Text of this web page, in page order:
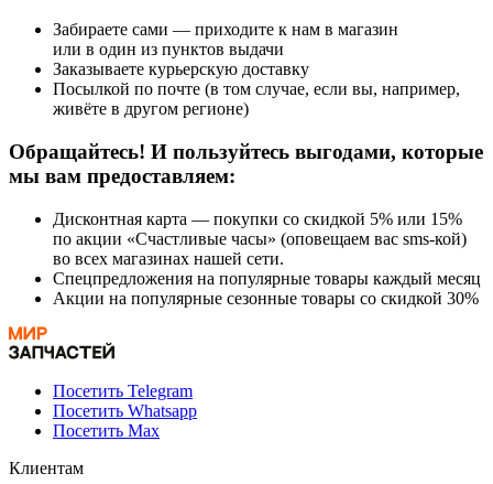
Забираете сами — приходите к нам в магазин
или в один из пунктов выдачи
Заказываете курьерскую доставку
Посылкой по почте (в том случае, если вы, например,
живёте в другом регионе)
Обращайтесь! И пользуйтесь выгодами, которые
мы вам предоставляем:
Дисконтная карта — покупки со скидкой 5% или 15%
по акции «Счастливые часы» (оповещаем вас sms-кой)
во всех магазинах нашей сети.
Спецпредложения на популярные товары каждый месяц
Акции на популярные сезонные товары со скидкой 30%
Посетить Telegram
Посетить Whatsapp
Посетить Max
Клиентам